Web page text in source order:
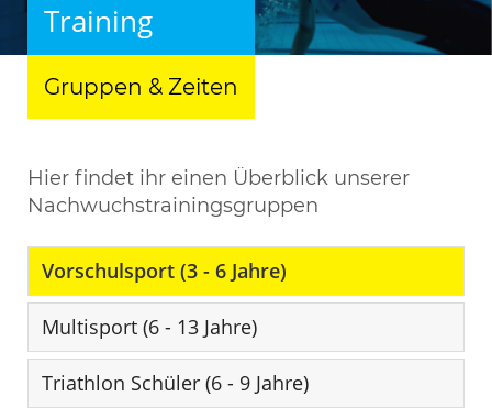
Training
Gruppen & Zeiten
Hier findet ihr einen Überblick unserer
Nachwuchstrainingsgruppen
Vorschulsport (3 - 6 Jahre)
Multisport (6 - 13 Jahre)
Triathlon Schüler (6 - 9 Jahre)